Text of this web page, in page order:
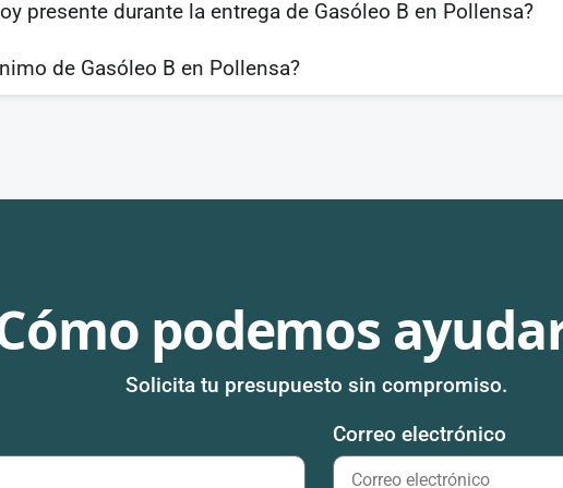
presente durante la entrega de Gasóleo B en Pollensa?
de Gasóleo B en Pollensa?
podemos
Solicita tu presupuesto sin compromiso.
Correo electrónico